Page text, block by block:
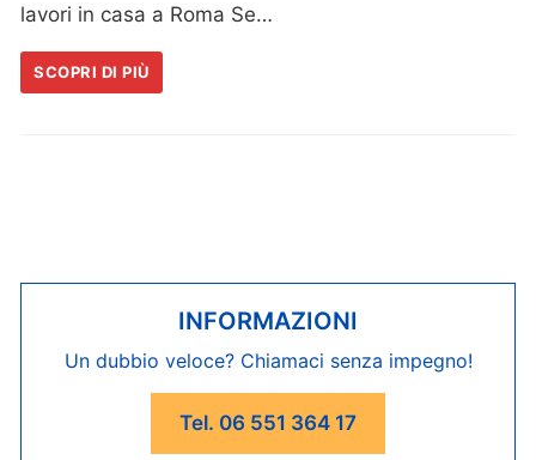
lavori in casa a Roma Se…
SCOPRI DI PIÙ
INFORMAZIONI
Un dubbio veloce? Chiamaci senza impegno!
Tel. 06 551 364 17